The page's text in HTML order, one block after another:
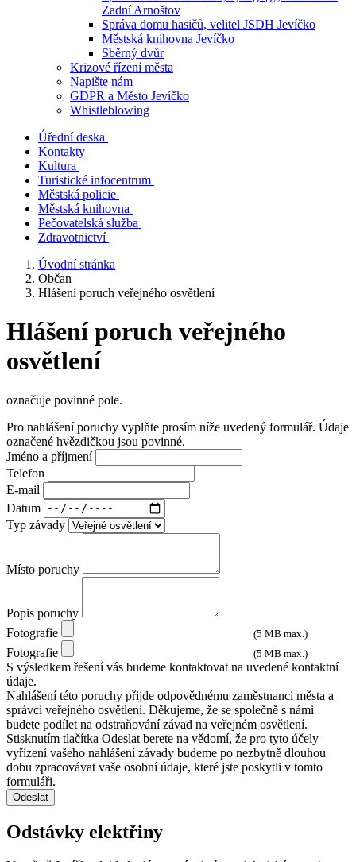
Zadní Arnoštov
Správa domu hasičů, velitel JSDH Jevíčko
Městská knihovna Jevíčko
Sběrný dvůr
Krizové řízení města
Napište nám
GDPR a Město Jevíčko
Whistleblowing
Úřední deska
Kontakty
Kultura
Turistické infocentrum
Městská policie
Městská knihovna
Pečovatelská služba
Zdravotnictví
Úvodní stránka
Občan
Hlášení poruch veřejného osvětlení
Hlášení poruch veřejného
osvětlení
označuje povinné pole.
Pro nahlášení poruchy vyplňte prosím níže uvedený formulář. Údaje
označené hvězdičkou jsou povinné.
Jméno a příjmení
Telefon
E-mail
Datum
Typ závady
Místo poruchy
Popis poruchy
Fotografie
(5 MB max.)
Fotografie (5 MB max.)
S výsledkem řešení vás budeme kontaktovat na uvedené kontaktní
údaje.
Nahlášení této poruchy přijde odpovědnému zaměstnanci města a
správci veřejného osvětlení. Děkujeme, že se společně s námi
budete podílet na odstraňování závad na veřejném osvětlení.
Stisknutím tlačítka Odeslat berete na vědomí, že pro tyto účely
vyřízení vašeho nahlášení závady budeme po nezbytně dlouhou
dobu zpracovávat vaše osobní údaje, které jste poskytli v tomto
formuláři.
Odeslat
Odstávky elektřiny